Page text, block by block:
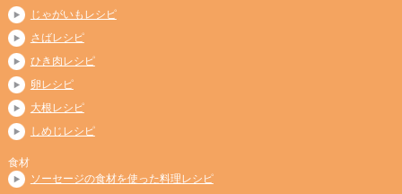
じゃがいもレシピ
さばレシピ
ひき肉レシピ
卵レシピ
大根レシピ
しめじレシピ
食材
ソーセージの食材を使った料理レシピ